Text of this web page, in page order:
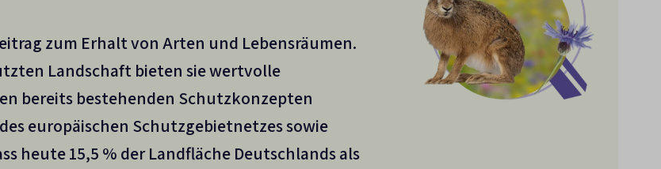
zum Erhalt von Arten und Lebensräumen.
Landschaft bieten sie wertvolle
bereits bestehenden Schutzkonzepten
europäischen Schutzgebietnetzes sowie
heute 15,5 % der Landfläche Deutschlands als